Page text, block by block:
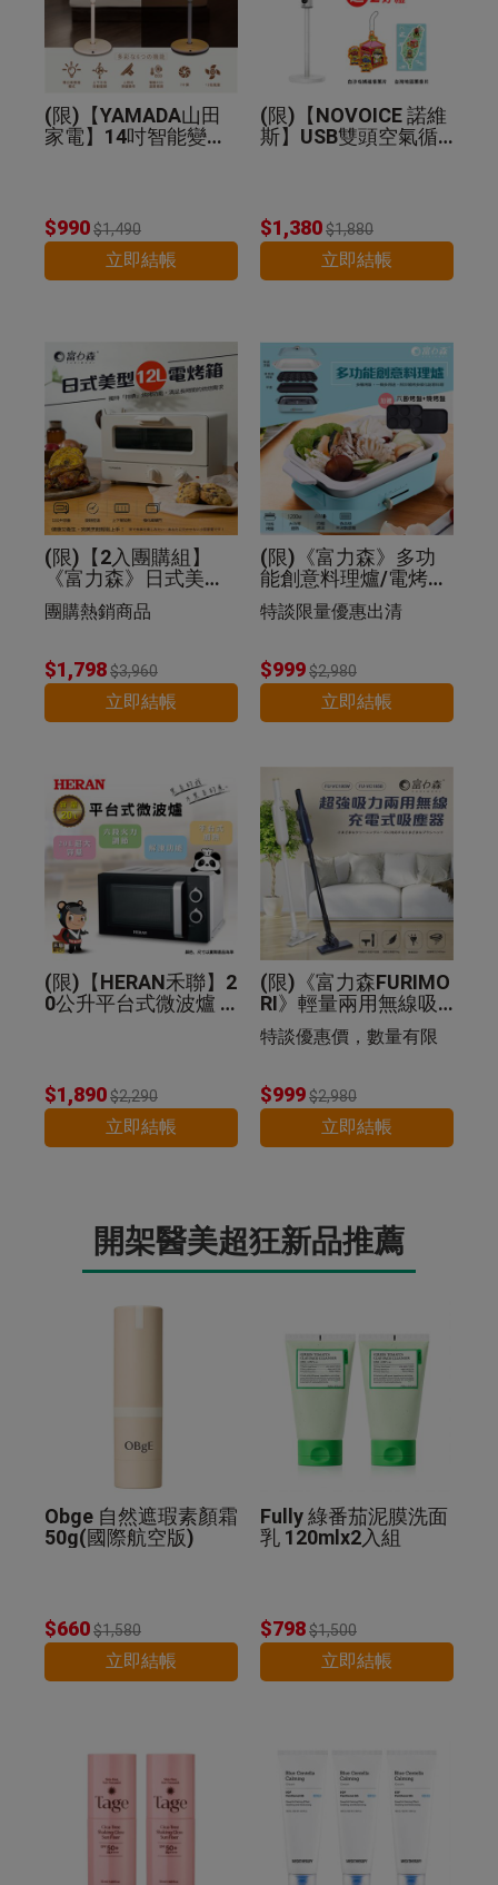
(限)【YAMADA山田
家電】14吋智能變頻
$990$1,490
立即結帳
(限)【NOVOICE 諾維
斯】USB雙頭空氣循
$1,380$1,880
立即結帳
(限)【2入團購組】
《富力森》日式美型1
2L電烤箱
團購熱銷商品
$1,798$3,960
立即結帳
(限)《富力森》多功
能創意料理爐/電烤盤
(豪華五件組)
特談限量優惠出清
$999$2,980
立即結帳
(限)【HERAN禾聯】2
0公升平台式微波爐 2
$1,890$2,290
立即結帳
(限)《富力森FURIMO
RI》輕量兩用無線吸
塵器
特談優惠價，數量有限
$999$2,980
立即結帳
開架醫美超狂新品推薦
Obge 自然遮瑕素顏霜
50g(國際航空版)
$660$1,580
立即結帳
Fully 綠番茄泥膜洗面
乳 120mlx2入組
$798$1,500
立即結帳